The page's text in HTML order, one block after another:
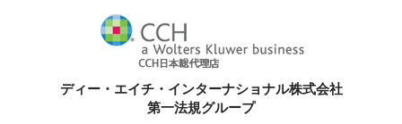
ディー・エイチ・インターナショナル株式会社
第一法規グループ